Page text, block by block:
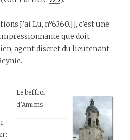
J’ai Lu, n°6360.]], c’est une
que doit
agent discret du lieutenant
Le beffroi
d’Amiens
: